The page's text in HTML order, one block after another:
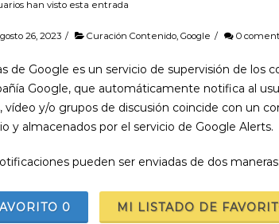
han visto esta entrada
26, 2023 / Curación Contenido, Google / 0
de Google es un servicio de supervisión de los
Google, que automáticamente notifica al
vídeo y/o grupos de discusión coincide con un
y almacenados por el servicio de Google Alerts.
pueden ser enviadas de dos
0 MI LISTADO DE